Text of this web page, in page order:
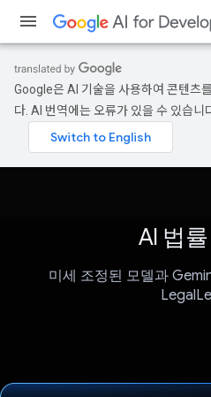
Google은 AI 기술을 사용하여 콘텐츠
다. AI 번역에는 오류가 있을 수 있습니
AI 법
미세 조정된 모델과